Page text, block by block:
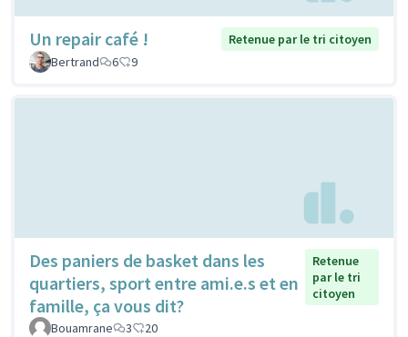
Un repair café !
Retenue par le tri citoyen
Bertrand
6 9
Des paniers de basket dans les
quartiers, sport entre ami.e.s et en
famille, ça vous dit?
Retenue
par le tri
citoyen
Bouamrane 3 20